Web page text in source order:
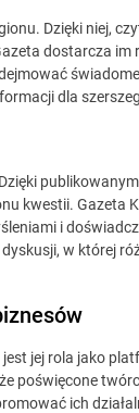
Dzięki niej,
dostarcza im
dla
kwestii. Gazeta
i
w której
jej rola jako
poświęcone
ich